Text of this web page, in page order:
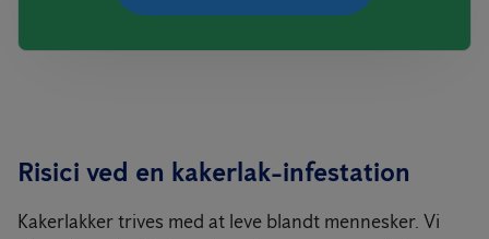
Risici ved en kakerlak-infestation
Kakerlakker trives med at leve blandt mennesker. Vi